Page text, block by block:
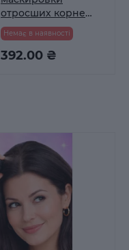
отросших корней
волос Colorwin
черный, 75 мл
Немає в наявності
392.00 ₴